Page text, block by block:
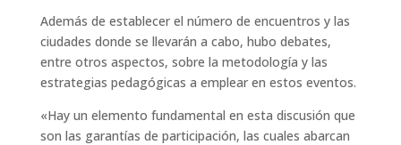
Además de establecer el número de encuentros y las
ciudades donde se llevarán a cabo, hubo debates,
entre otros aspectos, sobre la metodología y las
estrategias pedagógicas a emplear en estos eventos.
«Hay un elemento fundamental en esta discusión que
son las garantías de participación, las cuales abarcan